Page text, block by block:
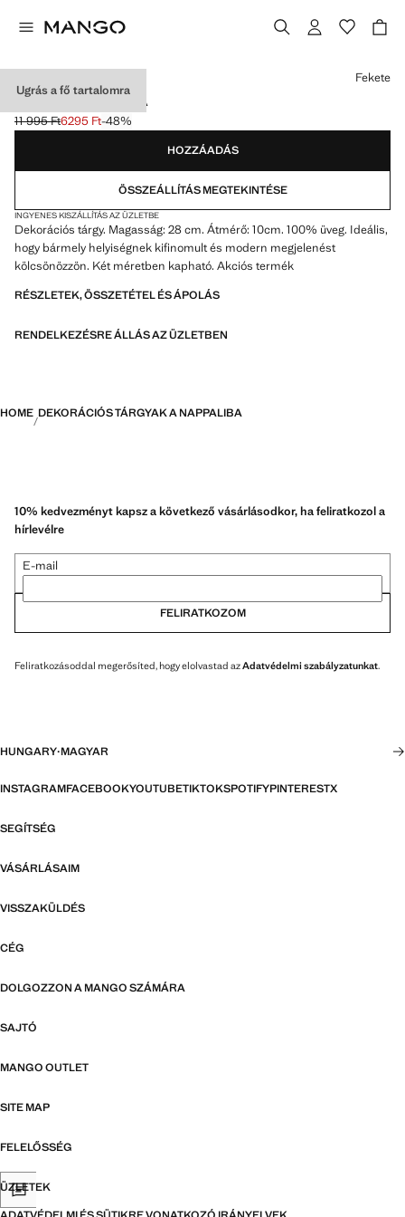
Ugrás a fő tartalomra
NAGY HOMOKÓRA
Kezdeti ár áthúzva [11 995 Ft ]
11 995 Ft
Jelenlegi ár [6295 Ft ]
6295 Ft-48%
Válassz egy színt
Fekete
HOZZÁADÁS
ÖSSZEÁLLÍTÁS MEGTEKINTÉSE
INGYENES KISZÁLLÍTÁS AZ ÜZLETBE
Dekorációs tárgy. Magasság: 28 cm. Átmérő: 10cm. 100% üveg. Ideális,
hogy bármely helyiségnek kifinomult és modern megjelenést
kölcsönözzön. Két méretben kapható. Akciós termék
RÉSZLETEK, ÖSSZETÉTEL ÉS ÁPOLÁS
RENDELKEZÉSRE ÁLLÁS AZ ÜZLETBEN
HOME DEKORÁCIÓS TÁRGYAK A NAPPALIBA
10% kedvezményt kapsz a következő vásárlásodkor, ha feliratkozol a
hírlevélre
E-mail
FELIRATKOZOM
Feliratkozásoddal megerősíted, hogy elolvastad azAdatvédelmi szabályzatunkat.
HUNGARY·MAGYAR
INSTAGRAMFACEBOOKYOUTUBETIKTOKSPOTIFYPINTERESTX
SEGÍTSÉG
VÁSÁRLÁSAIM
VISSZAKÜLDÉS
CÉG
DOLGOZZON A MANGO SZÁMÁRA
SAJTÓ
MANGO OUTLET
SITE MAP
FELELŐSSÉG
ÜZLETEK